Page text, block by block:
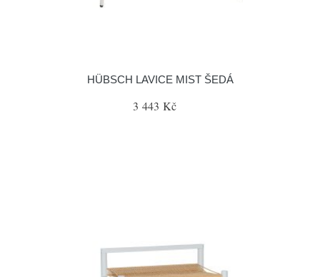
HÜBSCH LAVICE MIST ŠEDÁ
3 443 Kč